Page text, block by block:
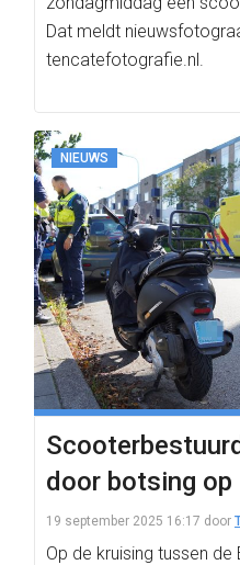
Dat meldt
tencatefotografie.nl.
NIEUWS
door botsing op
19 september 2025 16:17 door
Op de kruising tussen de